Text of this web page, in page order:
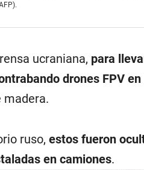
ucraniana, para
drones FPV en
madera.
ruso, estos fueron
en camiones.